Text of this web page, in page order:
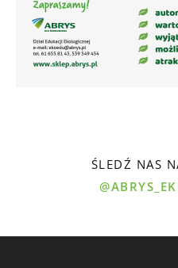
ŚLEDŹ NAS